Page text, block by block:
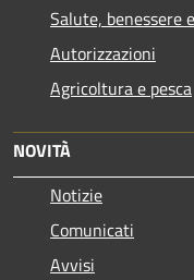
Salute, benessere
Autorizzazioni
Agricoltura e pesca
NOVITÀ
Notizie
Comunicati
Avvisi